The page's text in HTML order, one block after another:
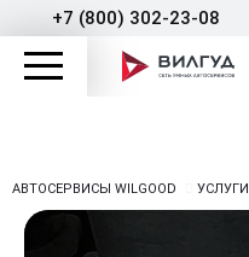
+7 (800) 302-23-08
АВТОСЕРВИСЫ WILGOOD УСЛУГИ